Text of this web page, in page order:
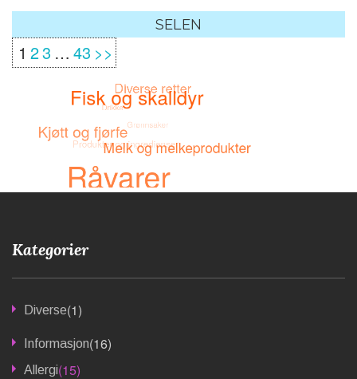
SELEN
1 23 … 43 >>
Kategorier
Diverse(1)
Informasjon(16)
Allergi(15)